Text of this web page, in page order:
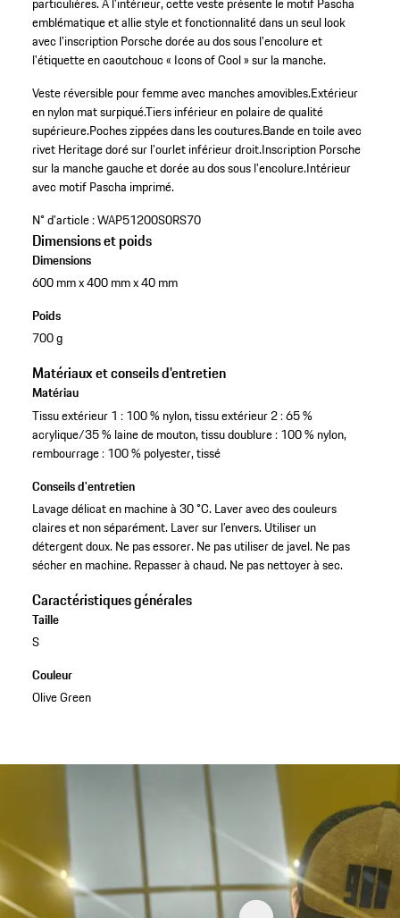
emblématique et allie style et fonctionnalité dans un seul look
avec l'inscription Porsche dorée au dos sous l'encolure et
l'étiquette en caoutchouc « Icons of Cool » sur la manche.
Veste réversible pour femme avec manches amovibles.Extérieur
en nylon mat surpiqué.Tiers inférieur en polaire de qualité
supérieure.Poches zippées dans les coutures.Bande en toile avec
rivet Heritage doré sur l'ourlet inférieur droit.Inscription Porsche
sur la manche gauche et dorée au dos sous l'encolure.Intérieur
avec motif Pascha imprimé.
N° d'article :WAP51200S0RS70
Dimensions et poids
Dimensions
600 mm x 400 mm x 40 mm
Poids
700 g
Matériaux et conseils d'entretien
Matériau
Tissu extérieur 1 : 100 % nylon, tissu extérieur 2 : 65 %
acrylique/35 % laine de mouton, tissu doublure : 100 % nylon,
rembourrage : 100 % polyester, tissé
Conseils d'entretien
Lavage délicat en machine à 30 °C. Laver avec des couleurs
claires et non séparément. Laver sur l’envers. Utiliser un
détergent doux. Ne pas essorer. Ne pas utiliser de javel. Ne pas
sécher en machine. Repasser à chaud. Ne pas nettoyer à sec.
Caractéristiques générales
Taille
S
Couleur
Olive Green